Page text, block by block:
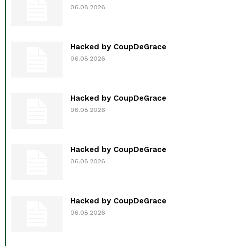
06.08.2026
Hacked by CoupDeGrace
06.08.2026
Hacked by CoupDeGrace
06.08.2026
Hacked by CoupDeGrace
06.08.2026
Hacked by CoupDeGrace
06.08.2026